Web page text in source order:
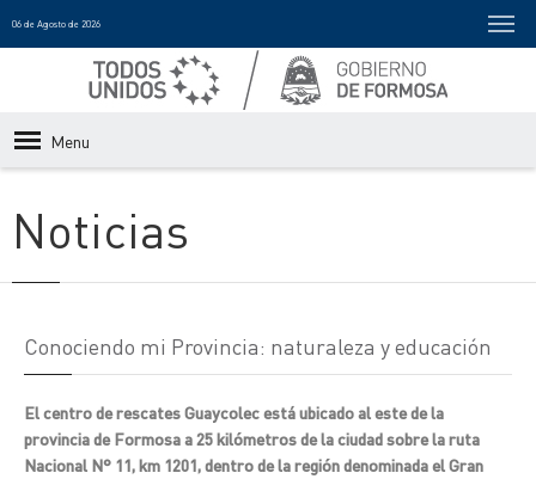
06 de Agosto de 2026
Menu
Noticias
Conociendo mi Provincia: naturaleza y educación
El centro de rescates Guaycolec está ubicado al este de la
provincia de Formosa a 25 kilómetros de la ciudad sobre la ruta
Nacional N° 11, km 1201, dentro de la región denominada el Gran